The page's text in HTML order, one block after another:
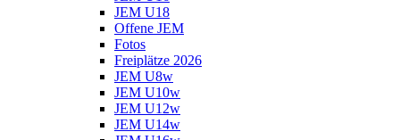
JEM U18
Offene JEM
Fotos
Freiplätze 2026
JEM U8w
JEM U10w
JEM U12w
JEM U14w